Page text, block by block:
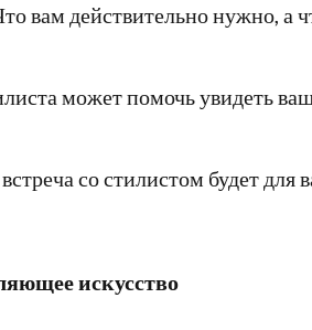
вам действительно нужно, а
может помочь увидеть
со стилистом будет
искусство